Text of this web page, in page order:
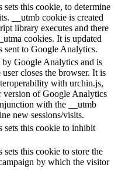
this cookie, to determine
__utmb cookie is created
library executes and there
cookies. It is updated
sent to Google Analytics.
by Google Analytics and is
closes the browser. It is
with urchin.js,
version of Google Analytics
with the __utmb
new sessions/visits.
sets this cookie to inhibit
this cookie to store the
by which the visitor